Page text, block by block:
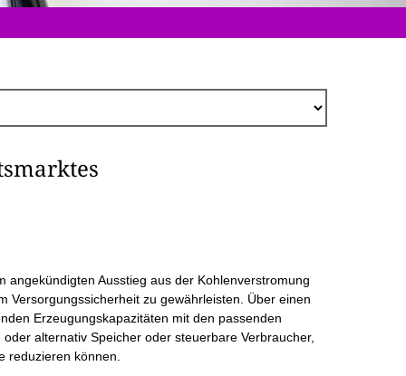
angekündigten Ausstieg aus der Kohlenverstromung
Versorgungssicherheit zu gewährleisten. Über einen
Erzeugungskapazitäten mit den passenden
alternativ Speicher oder steuerbare Verbraucher,
reduzieren können.